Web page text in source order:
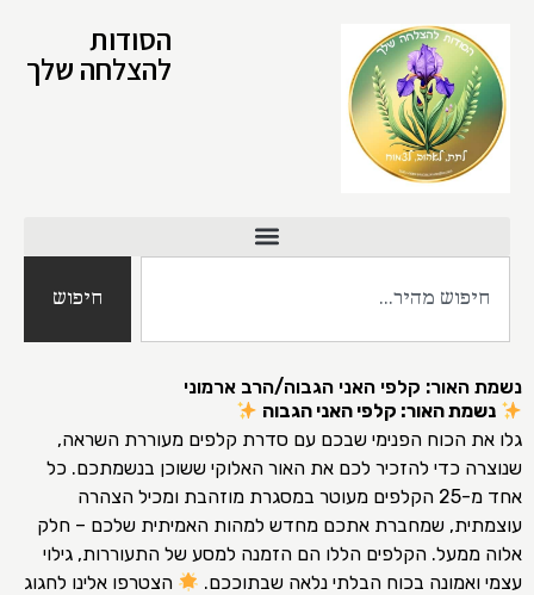
הסודות
להצלחה שלך
חיפוש
נשמת האור: קלפי האני הגבוה/הרב ארמוני
נשמת האור: קלפי האני הגבוה
גלו את הכוח הפנימי שבכם עם סדרת קלפים מעוררת השראה,
שנוצרה כדי להזכיר לכם את האור האלוקי ששוכן בנשמתכם. כל
אחד מ-25 הקלפים מעוטר במסגרת מוזהבת ומכיל הצהרה
עוצמתית, שמחברת אתכם מחדש למהות האמיתית שלכם – חלק
אלוה ממעל. הקלפים הללו הם הזמנה למסע של התעוררות, גילוי
עצמי ואמונה בכוח הבלתי נלאה שבתוככם.
הצטרפו אלינו לחגוג